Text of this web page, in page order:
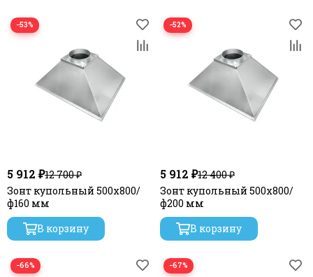
−53%
5 912 ₽12 700 ₽
Зонт купольный 500х800/
ф160 мм
В корзину
−52%
5 912 ₽12 400 ₽
Зонт купольный 500х800/
ф200 мм
В корзину
−66% −67%